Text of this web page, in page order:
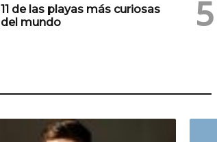
11 de las playas más curiosas
del mundo